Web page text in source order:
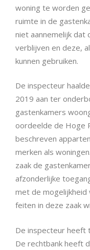
woning te worden
ruimte in de
niet aannemelijk dat
verblijven en deze,
kunnen gebruiken.
De inspecteur
2019 aan ter
gastenkamers
oordeelde de Hoge
beschreven
merken als
zaak de
afzonderlijke
met de
feiten in deze zaak
De inspecteur heeft
De rechtbank heeft